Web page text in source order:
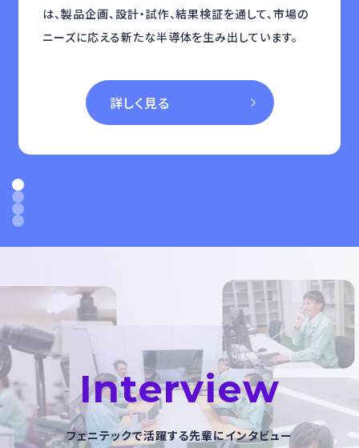
は、製品企画、設計・試作、結果検証を通して、市場の
ニーズに応える新たな半導体を生み出しています。
詳しく見る
1
2
3
Interview
フェニテックで活躍する先輩にインタビュー